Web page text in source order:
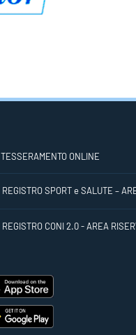
TESSERAMENTO ONLINE
REGISTRO SPORT e SALUTE –
REGISTRO CONI 2.0 - AREA